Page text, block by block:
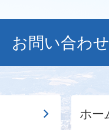
お問い合わせ
ホー